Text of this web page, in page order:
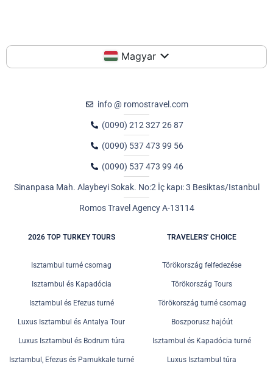
Magyar
info @ romostravel.com
(0090) 212 327 26 87
(0090) 537 473 99 56
(0090) 537 473 99 46
Sinanpasa Mah. Alaybeyi Sokak. No:2 İç kapı: 3 Besiktas/Istanbul
Romos Travel Agency A-13114
2026 TOP TURKEY TOURS
Isztambul turné csomag
Isztambul és Kapadócia
Isztambul és Efezus turné
Luxus Isztambul és Antalya Tour
Luxus Isztambul és Bodrum túra
Isztambul, Efezus és Pamukkale turné
TRAVELERS' CHOICE
Törökország felfedezése
Törökország Tours
Törökország turné csomag
Boszporusz hajóút
Isztambul és Kapadócia turné
Luxus Isztambul túra